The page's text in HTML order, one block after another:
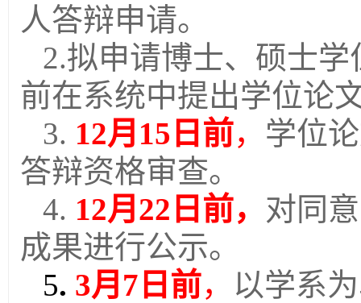
人答辩申请。
2.拟申请博士、硕士
前在系统中提出学位论
3. 12月 15 日前， 学位
答辩资格审查。
4. 12月 22 日前， 对同
成果进行公示。
5. 3月 7 日前， 以学系